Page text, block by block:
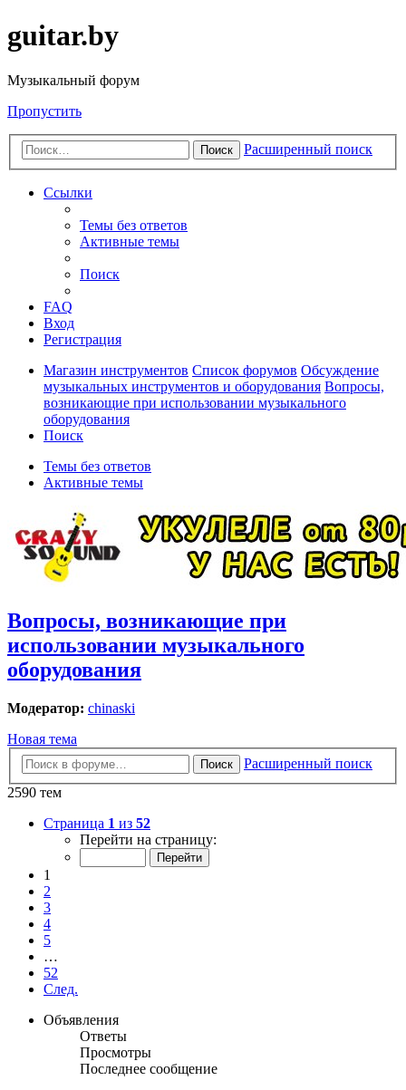
guitar.by
Музыкальный форум
Пропустить
Поиск Расширенный поиск
Ссылки
Темы без ответов
Активные темы
Поиск
FAQ
Вход
Регистрация
Магазин инструментов Список форумов Обсуждение
музыкальных инструментов и оборудования Вопросы,
возникающие при использовании музыкального
оборудования
Поиск
Темы без ответов
Активные темы
Вопросы, возникающие при
использовании музыкального
оборудования
Модератор: chinaski
Новая тема
Поиск
Расширенный поиск
2590 тем
Страница 1 из 52
Перейти на страницу:
1
2
3
4
5
…
52
След.
Объявления
Ответы
Просмотры
Последнее сообщение